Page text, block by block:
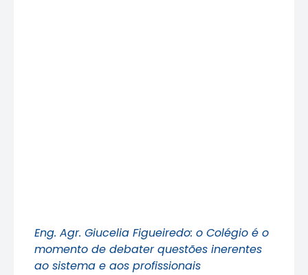
Eng. Agr. Giucelia Figueiredo: o Colégio é o
momento de debater questões inerentes
ao sistema e aos profissionais